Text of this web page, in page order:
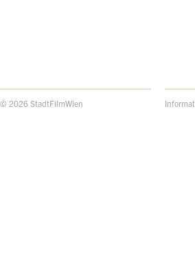
© 2026 StadtFilmWien